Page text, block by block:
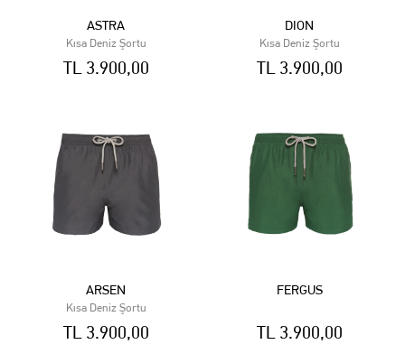
ASTRA
Kısa Deniz Şortu
TL 3.900,00
DION
Kısa Deniz Şortu
TL 3.900,00
ARSEN
Kısa Deniz Şortu
TL 3.900,00
FERGUS
TL 3.900,00